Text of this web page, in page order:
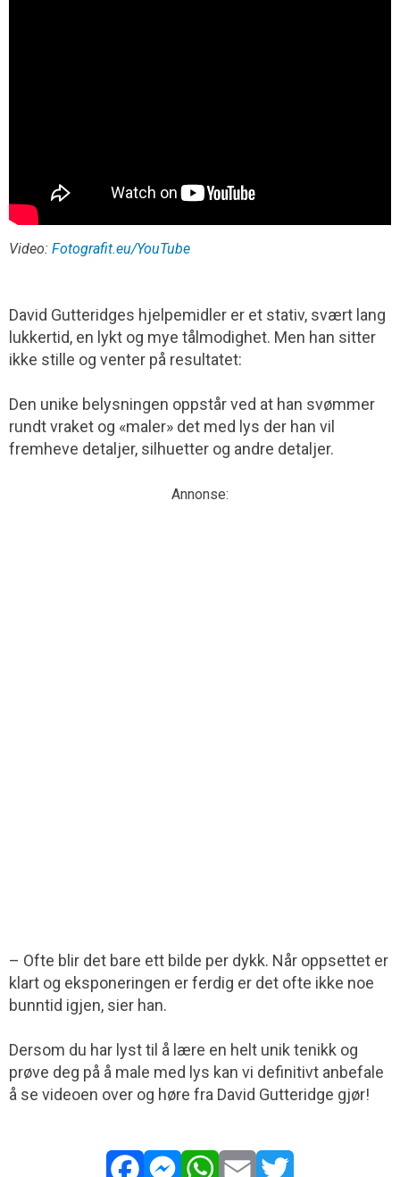
Video: Fotografit.eu/YouTube
David Gutteridges hjelpemidler er et stativ, svært lang
lukkertid, en lykt og mye tålmodighet. Men han sitter
ikke stille og venter på resultatet:
Den unike belysningen oppstår ved at han svømmer
rundt vraket og «maler» det med lys der han vil
fremheve detaljer, silhuetter og andre detaljer.
Annonse:
– Ofte blir det bare ett bilde per dykk. Når oppsettet er
klart og eksponeringen er ferdig er det ofte ikke noe
bunntid igjen, sier han.
Dersom du har lyst til å lære en helt unik tenikk og
prøve deg på å male med lys kan vi definitivt anbefale
å se videoen over og høre fra David Gutteridge gjør!